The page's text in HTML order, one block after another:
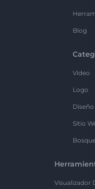
Blog
Vídeo
Logo
Sitio
Visualizador